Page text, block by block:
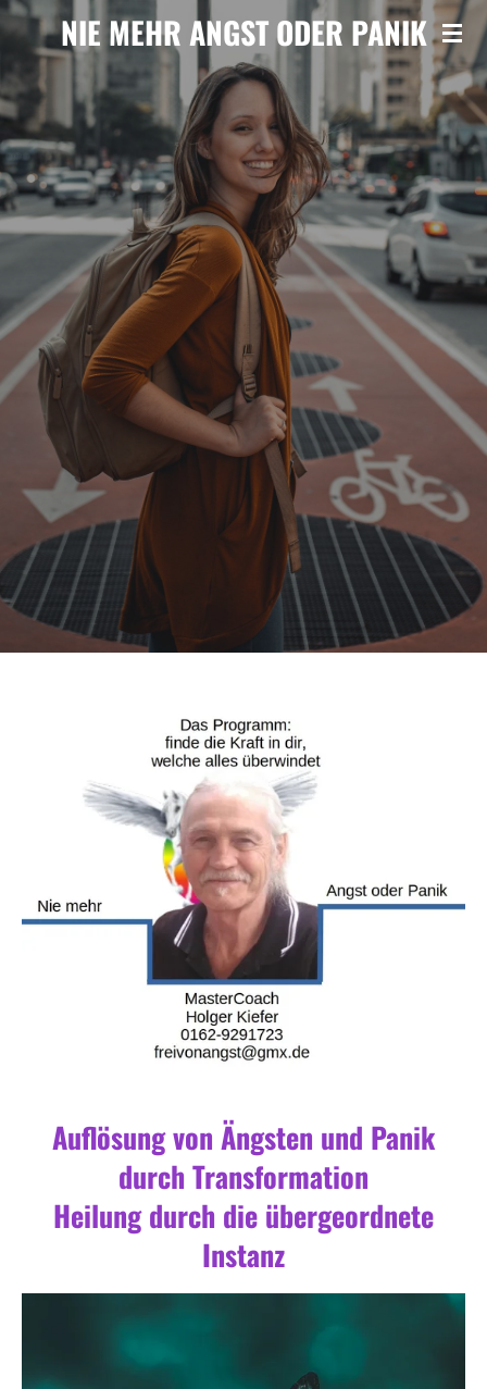
Zum
Hauptinhalt
springen
NIE MEHR ANGST ODER PANIK
Auflösung von Ängsten und Panik
durch Transformation
Heilung durch die übergeordnete
Instanz